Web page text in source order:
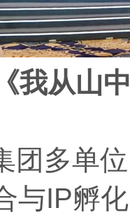
我从山
多单位
与IP孵